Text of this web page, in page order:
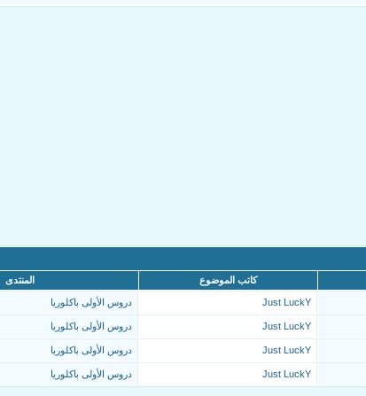
كاتب الموضوع المنتدى
Just LuckY دروس الأولى باكلوريا
Just LuckY دروس الأولى باكلوريا
Just LuckY دروس الأولى باكلوريا
Just LuckY دروس الأولى باكلوريا